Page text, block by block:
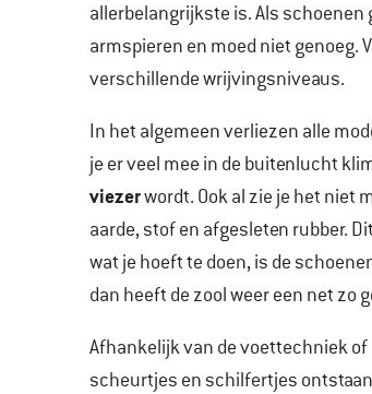
allerbelangrijkste is. Als schoenen
armspieren en moed niet
verschillende wrijvingsniveaus.
In het algemeen verliezen alle
je er veel mee in de buitenlucht
viezerwordt. Ook al zie je het niet
aarde, stof en afgesleten rubber.
wat je hoeft te doen, is de
dan heeft de zool weer een net zo
Afhankelijk van de voettechniek
scheurtjes en schilfertjes